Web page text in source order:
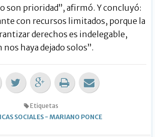
son prioridad”, afirmó. Y concluyó:
con recursos limitados, porque la
derechos es indelegable,
haya dejado solos”.
Etiquetas
SOCIALES- MARIANO PONCE